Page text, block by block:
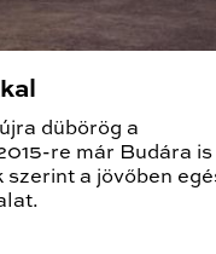
dübörög a
re már Budára
szerint a jövőben